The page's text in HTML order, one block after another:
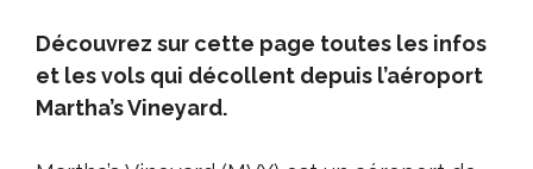
Découvrez sur cette page toutes les infos
et les vols qui décollent depuis l’aéroport
Martha’s Vineyard.